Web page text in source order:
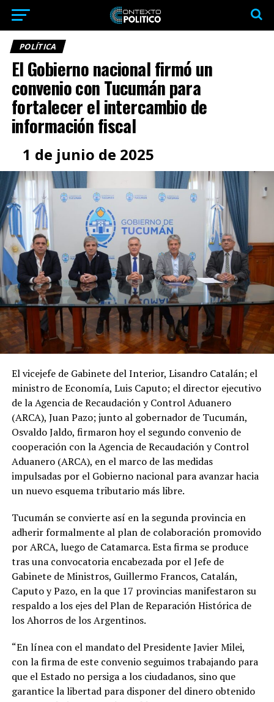
POLÍTICA
El Gobierno nacional firmó un
convenio con Tucumán para
fortalecer el intercambio de
información fiscal
1 de junio de 2025
El vicejefe de Gabinete del Interior, Lisandro Catalán; el
ministro de Economía, Luis Caputo; el director ejecutivo
de la Agencia de Recaudación y Control Aduanero
(ARCA), Juan Pazo; junto al gobernador de Tucumán,
Osvaldo Jaldo, firmaron hoy el segundo convenio de
cooperación con la Agencia de Recaudación y Control
Aduanero (ARCA), en el marco de las medidas
impulsadas por el Gobierno nacional para avanzar hacia
un nuevo esquema tributario más libre.
Tucumán se convierte así en la segunda provincia en
adherir formalmente al plan de colaboración promovido
por ARCA, luego de Catamarca. Esta firma se produce
tras una convocatoria encabezada por el Jefe de
Gabinete de Ministros, Guillermo Francos, Catalán,
Caputo y Pazo, en la que 17 provincias manifestaron su
respaldo a los ejes del Plan de Reparación Histórica de
los Ahorros de los Argentinos.
“En línea con el mandato del Presidente Javier Milei,
con la firma de este convenio seguimos trabajando para
que el Estado no persiga a los ciudadanos, sino que
garantice la libertad para disponer del dinero obtenido